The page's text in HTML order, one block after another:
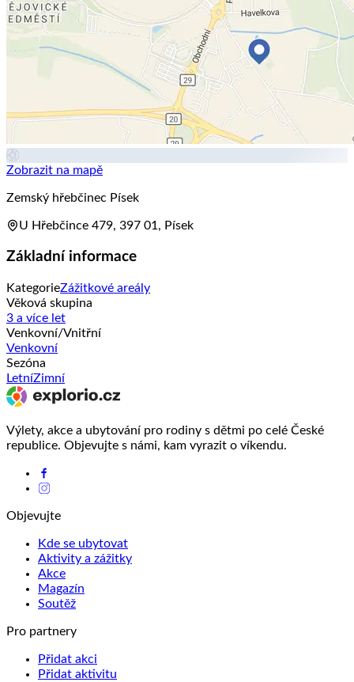
Zobrazit na mapě
Zemský hřebčinec Písek
U Hřebčince 479, 397 01, Písek
Základní informace
KategorieZážitkové areály
Věková skupina
3 a více let
Venkovní/Vnitřní
Venkovní
Sezóna
LetníZimní
Výlety, akce a ubytování pro rodiny s dětmi po celé České
republice. Objevujte s námi, kam vyrazit o víkendu.
Objevujte
Kde se ubytovat
Aktivity a zážitky
Akce
Magazín
Soutěž
Pro partnery
Přidat akci
Přidat aktivitu